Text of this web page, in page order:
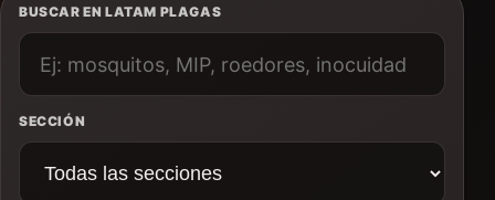
BUSCAR EN LATAM PLAGAS
SECCIÓN